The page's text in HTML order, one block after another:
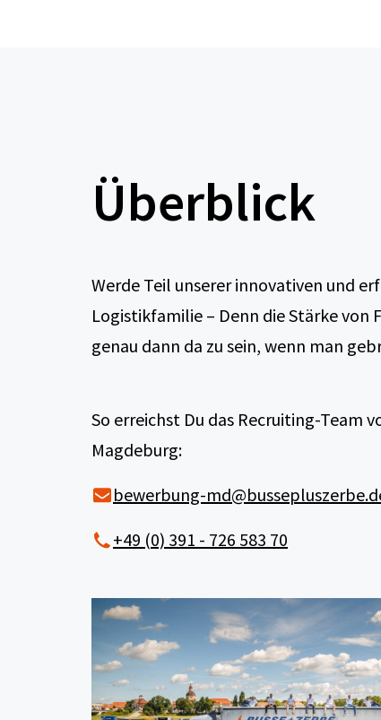
Überblick
Werde Teil unserer innovativen und
Logistikfamilie – Denn die Stärke von
genau dann da zu sein, wenn man
So erreichst Du das Recruiting-Team
Magdeburg:
bewerbung-
+49 (0) 391 - 726 583 70